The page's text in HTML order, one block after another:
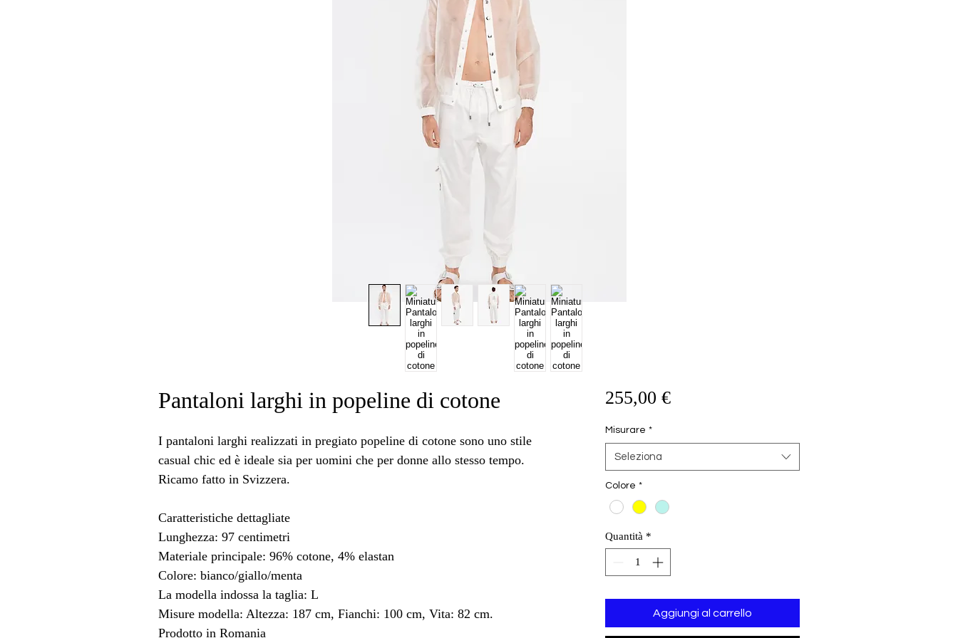
Pantaloni larghi in popeline di cotone
I pantaloni larghi realizzati in pregiato popeline di cotone sono uno stile
casual chic ed è ideale sia per uomini che per donne allo stesso tempo.
Ricamo fatto in Svizzera.
Caratteristiche dettagliate
Lunghezza: 97 centimetri
Materiale principale: 96% cotone, 4% elastan
Colore: bianco/giallo/menta
La modella indossa la taglia: L
Misure modella: Altezza: 187 cm, Fianchi: 100 cm, Vita: 82 cm.
Prodotto in Romania
255,00 €Prezzo
Misurare *
Seleziona
Colore *
Quantità *
Aggiungi al carrello